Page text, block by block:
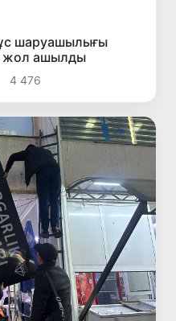
шаруашылығы
жол ашылды
4 476